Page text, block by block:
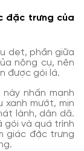
đặc trưng của
dẹt, phần giữa
nông cụ, nên
được gói lá.
nhấn mạnh
xanh mướt, mịn
lành, dân dã.
gói và quá trình
giác đặc trưng